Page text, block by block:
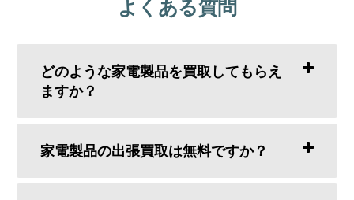
よくある質問
どのような家電製品を買取してもらえ
ますか？
家電製品の出張買取は無料ですか？